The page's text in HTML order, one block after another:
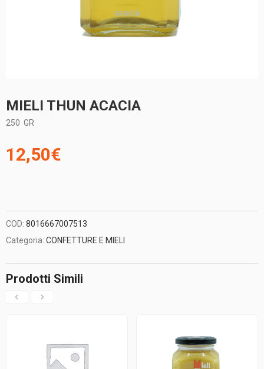
MIELI THUN ACACIA
250 GR
12,50€
COD: 8016667007513
Categoria: CONFETTURE E MIELI
Prodotti Simili